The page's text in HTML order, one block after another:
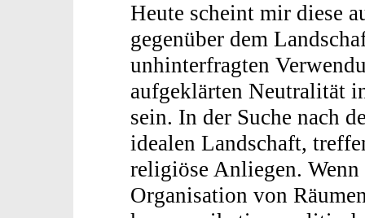
Heute scheint mir diese
gegenüber dem
unhinterfragten
aufgeklärten Neutralität
sein. In der Suche nach
idealen Landschaft,
religiöse Anliegen.
Organisation von